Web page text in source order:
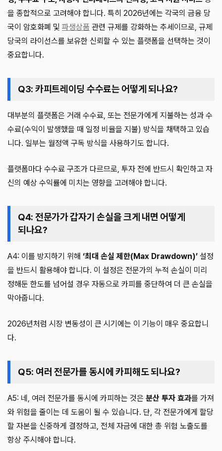
을 종합적으로 고려해야 합니다. 특히 2026년에는 각국의 금융 당
국이 암호화폐 및 파생상품 관련 규제를 강화하는 추세이므로, 규제
당국의 라이선스를 보유한 신뢰할 수 있는 플랫폼을 선택하는 것이
중요합니다.
Q3: 카피트레이딩 수수료는 어떻게 되나요?
대부분의 플랫폼은 거래 수수료, 또는 전문가에게 지불하는 성과 수
수료(수익이 발생했을 때 일정 비율을 지불) 방식을 채택하고 있습
니다. 일부는 월정액 구독 방식을 사용하기도 합니다.
플랫폼마다 수수료 구조가 다르므로, 투자 전에 반드시 확인하고 자
신의 예상 수익률에 미치는 영향을 고려해야 합니다.
Q4: 전문가가 갑자기 손실을 크게 내면 어떻게
되나요?
A4: 이를 방지하기 위해 ‘최대 손실 제한(Max Drawdown)’ 설정
을 반드시 활용해야 합니다. 이 설정은 전문가의 누적 손실이 미리
정해둔 한도를 넘어설 경우 자동으로 카피를 중단하여 더 큰 손실을
막아줍니다.
2026년처럼 시장 변동성이 큰 시기에는 이 기능이 매우 중요합니
다.
Q5: 여러 전문가를 동시에 카피해도 되나요?
A5: 네, 여러 전문가를 동시에 카피하는 것은 분산 투자 효과를 가져
와 위험을 줄이는 데 도움이 될 수 있습니다. 단, 각 전문가에게 할당
할 자본을 신중하게 결정하고, 전체 자금에 대한 총 위험 노출도를
항상 주시해야 합니다.